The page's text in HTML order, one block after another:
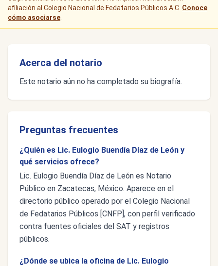
afiliación al Colegio Nacional de Fedatarios Públicos A.C. Conoce
cómo asociarse
Acerca del notario
Este notario aún no ha completado su biografía.
Preguntas frecuentes
¿Quién es Lic. Eulogio Buendía Díaz de León y
qué servicios ofrece?
Lic. Eulogio Buendía Díaz de León es Notario
Público en Zacatecas, México. Aparece en el
directorio público operado por el Colegio Nacional
de Fedatarios Públicos [CNFP], con perfil verificado
contra fuentes oficiales del SAT y registros
públicos.
¿Dónde se ubica la oficina de Lic. Eulogio